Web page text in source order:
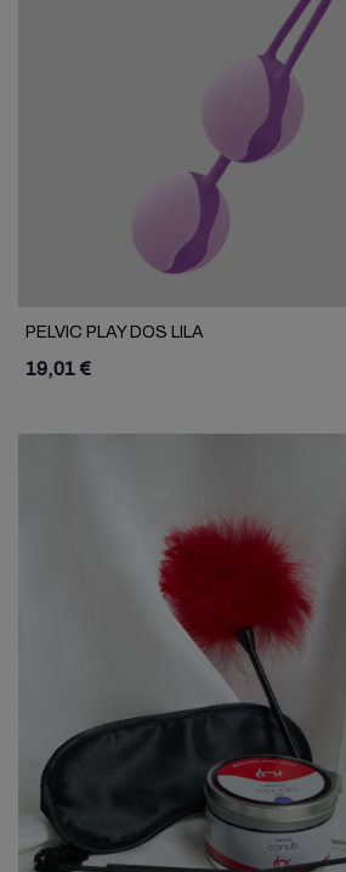
PELVIC PLAY DOS LILA
19,01 €